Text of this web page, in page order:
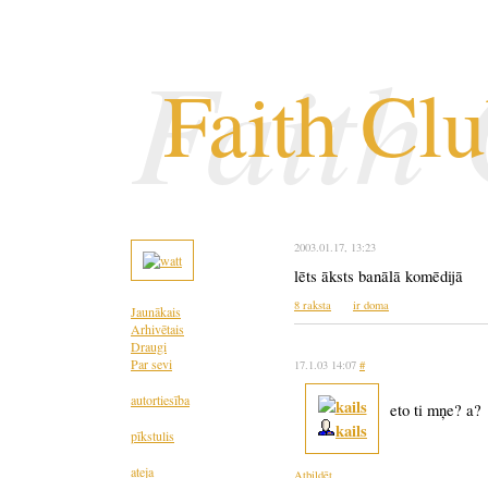
Faith
Faith
Jaunākais
Arhivētais
Draugi
Par sevi
autortiesība
pīkstulis
ateja
2003.01.17, 13:23
lēts āksts banālā komēdijā
8 raksta ir doma
17.1.03 14:07 #
kails
eto ti mņe? a?